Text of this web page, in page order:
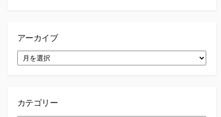
アーカイブ
ー
カテゴリー